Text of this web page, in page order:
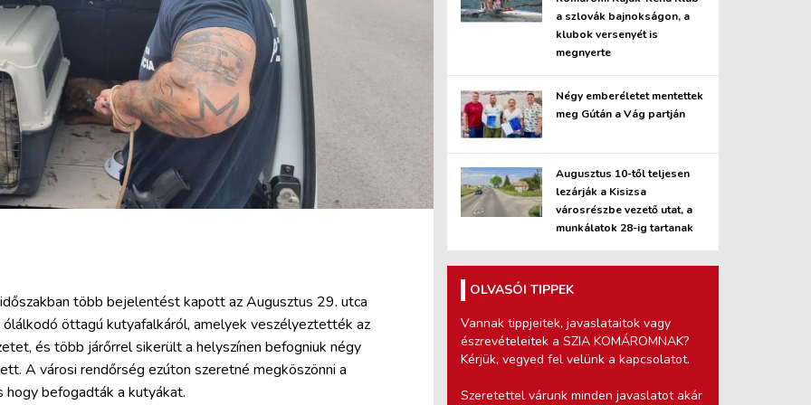
több bejelentést kapott az Augusztus 29. utca
öttagú kutyafalkáról, amelyek veszélyeztették az
és több járőrrel sikerült a helyszínen befogniuk négy
A városi rendőrség ezúton szeretné megköszönni a
befogadták a kutyákat.
a szlovák bajnokságon, a
klubok versenyét is
megnyerte
Négy emberéletet mentettek
meg Gútán a Vág partján
Augusztus 10-től teljesen
lezárják a Kisizsa
városrészbe vezető utat, a
munkálatok 28-ig tartanak
OLVASÓI TIPPEK
Vannak tippjeitek, javaslataitok vagy
észrevételeitek a SZIA KOMÁROMNAK?
Kérjük, vegyed fel velünk a kapcsolatot.
Szeretettel várunk minden javaslatot akár